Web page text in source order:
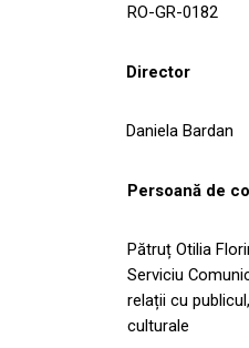
RO-GR-0182
Director
Daniela Bardan
Persoană de
Pătruț Otilia
Serviciu
relații cu
culturale